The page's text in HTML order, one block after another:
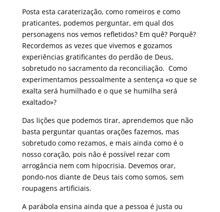
Posta esta caraterização, como romeiros e como
praticantes, podemos perguntar, em qual dos
personagens nos vemos refletidos? Em quê? Porquê?
Recordemos as vezes que vivemos e gozamos
experiências gratificantes do perdão de Deus,
sobretudo no sacramento da reconciliação. Como
experimentamos pessoalmente a sentença «o que se
exalta será humilhado e o que se humilha será
exaltado»?
Das lições que podemos tirar, aprendemos que não
basta perguntar quantas orações fazemos, mas
sobretudo como rezamos, e mais ainda como é o
nosso coração, pois não é possível rezar com
arrogância nem com hipocrisia. Devemos orar,
pondo-nos diante de Deus tais como somos, sem
roupagens artificiais.
A parábola ensina ainda que a pessoa é justa ou